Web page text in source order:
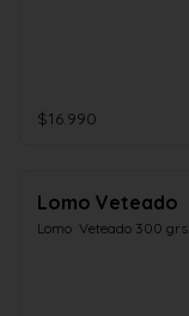
$16.990
Lomo Veteado
Lomo  Veteado 300 grs.